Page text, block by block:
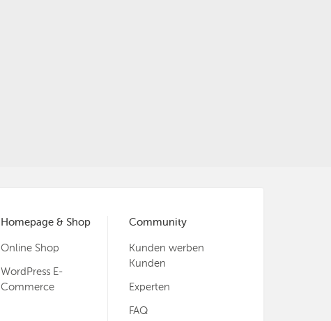
Homepage & Shop
Online Shop
WordPress E-
Commerce
Community
Kunden werben
Kunden
Experten
FAQ